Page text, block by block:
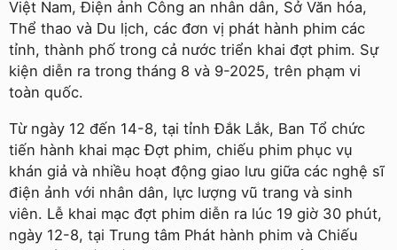
Việt Nam, Ðiện ảnh Công an nhân dân, Sở Văn hóa,
Thể thao và Du lịch, các đơn vị phát hành phim các
tỉnh, thành phố trong cả nước triển khai đợt phim. Sự
kiện diễn ra trong tháng 8 và 9-2025, trên phạm vi
toàn quốc.
Từ ngày 12 đến 14-8, tại tỉnh Ðắk Lắk, Ban Tổ chức
tiến hành khai mạc Ðợt phim, chiếu phim phục vụ
khán giả và nhiều hoạt động giao lưu giữa các nghệ sĩ
điện ảnh với nhân dân, lực lượng vũ trang và sinh
viên. Lễ khai mạc đợt phim diễn ra lúc 19 giờ 30 phút,
ngày 12-8, tại Trung tâm Phát hành phim và Chiếu